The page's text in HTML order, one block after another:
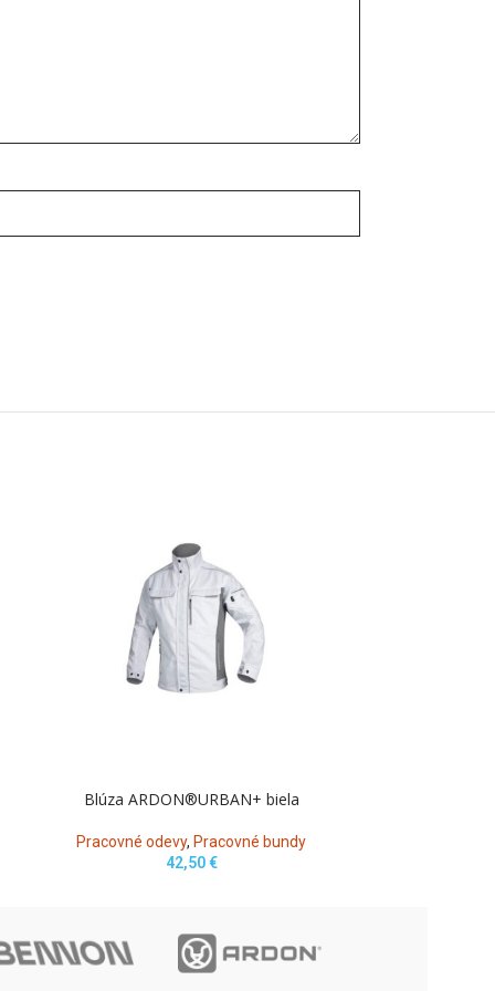
Blúza ARDON®URBAN+ biela
Pracovné odevy, Pracovné bundy
42,50€